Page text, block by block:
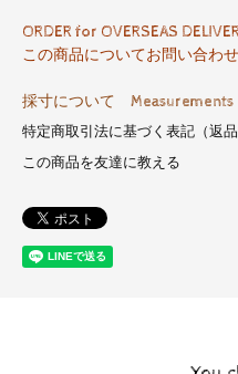
ORDER for OVERSEAS
この商品についてお問い合わせ
採寸について Measurements
特定商取引法に基づく表記（返品
この商品を友達に教える